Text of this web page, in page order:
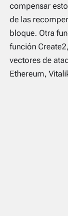
compensar
de las
bloque. Otra
función
vectores de
Ethereum,